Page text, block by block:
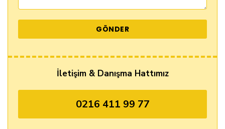
İletişim & Danışma Hattımız
0216 411 99 77